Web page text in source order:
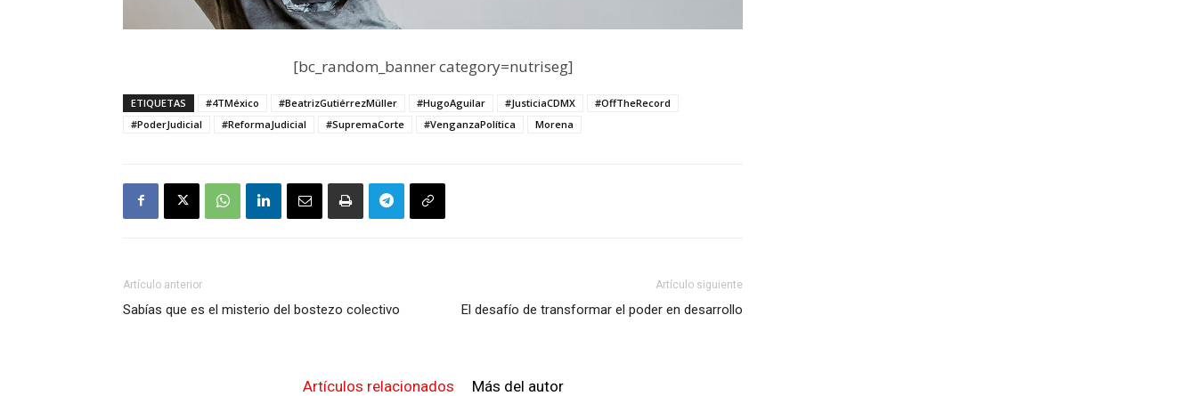
[bc_random_banner category=nutriseg]
ETIQUETAS #4TMéxico #BeatrizGutiérrezMüller #HugoAguilar #JusticiaCDMX
#OffTheRecord
#PoderJudicial
#ReformaJudicial #SupremaCorte #VenganzaPolítica Morena
Artículo anterior
Sabías que es el misterio del bostezo colectivo
Artículo siguiente
El desafío de transformar el poder en desarrollo
Artículos relacionados Más del autor